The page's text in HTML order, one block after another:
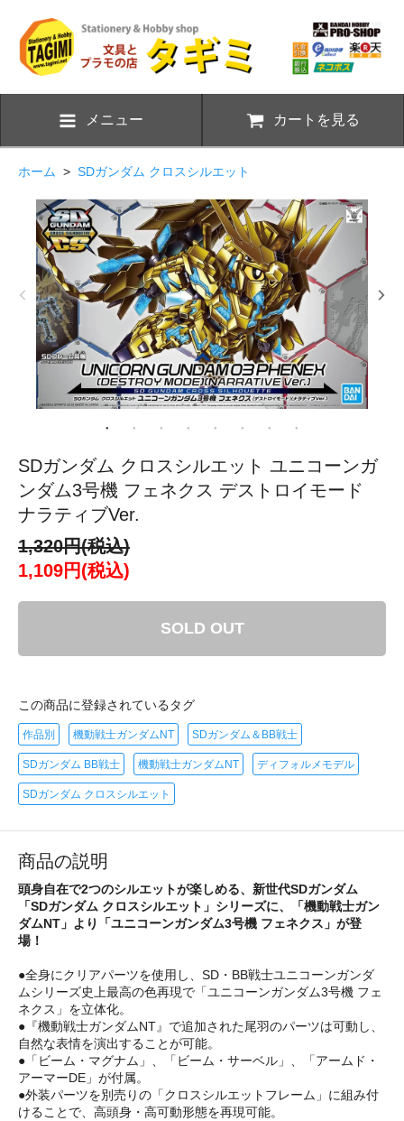
メニュー カートを見る
ホーム > SDガンダム クロスシルエット
SDガンダム クロスシルエット ユニコーンガ
ンダム3号機 フェネクス デストロイモード
ナラティブVer.
1,320円(税込)
1,109円(税込)
SOLD OUT
この商品に登録されているタグ
作品別 機動戦士ガンダムNT SDガンダム＆BB戦士
SDガンダム BB戦士 機動戦士ガンダムNT ディフォルメモデル
SDガンダム クロスシルエット
商品の説明
頭身自在で2つのシルエットが楽しめる、新世代SDガンダム
「SDガンダム クロスシルエット」シリーズに、「機動戦士ガン
ダムNT」より「ユニコーンガンダム3号機 フェネクス」が登
場！
●全身にクリアパーツを使用し、SD・BB戦士ユニコーンガンダ
ムシリーズ史上最高の色再現で「ユニコーンガンダム3号機 フェ
ネクス」を立体化。
●『機動戦士ガンダムNT』で追加された尾羽のパーツは可動し、
自然な表情を演出することが可能。
●「ビーム・マグナム」、「ビーム・サーベル」、「アームド・
アーマーDE」が付属。
●外装パーツを別売りの「クロスシルエットフレーム」に組み付
けることで、高頭身・高可動形態を再現可能。